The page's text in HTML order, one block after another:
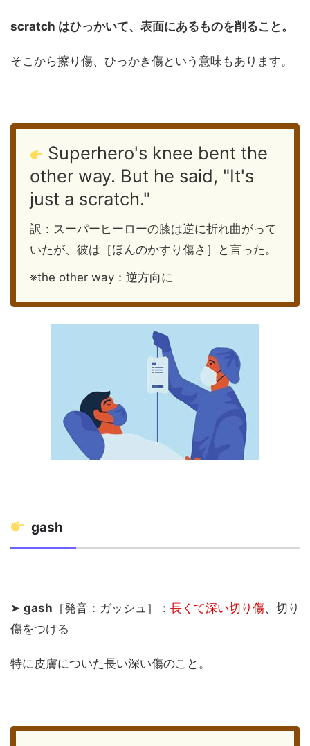
scratch はひっかいて、表面にあるものを削ること。
そこから擦り傷、ひっかき傷という意味もあります。
Superhero's knee bent the
other way. But he said, "It's
just a scratch."
訳：スーパーヒーローの膝は逆に折れ曲がって
いたが、彼は［ほんのかすり傷さ］と言った。
※the other way：逆方向に
gash
➤ gash ［発音：ガッシュ］： 長くて深い切り傷、切り
傷をつける
特に皮膚についた長い深い傷のこと。